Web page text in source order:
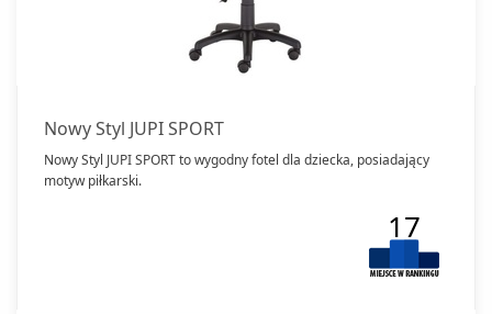
Nowy Styl JUPI SPORT
Nowy Styl JUPI SPORT to wygodny fotel dla dziecka, posiadający
motyw piłkarski.
17